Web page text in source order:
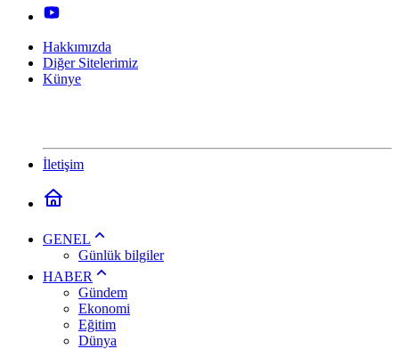
Hakkımızda
Diğer Sitelerimiz
Künye
İletişim
GENEL
Günlük bilgiler
HABER
Gündem
Ekonomi
Eğitim
Dünya